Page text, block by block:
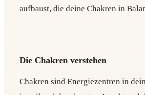
aufbaust, die deine Chakren in
Die Chakren verstehen
Chakren sind Energiezentren in